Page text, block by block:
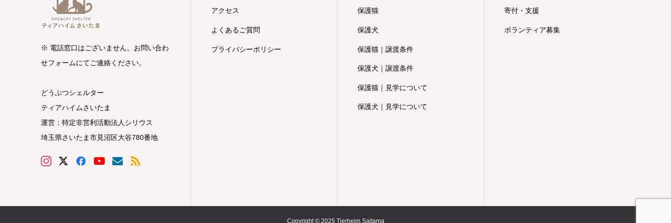
※ 電話窓口はございません。お問い合わ
せフォームにてご連絡ください。
どうぶつシェルター
ティアハイムさいたま
運営：特定非営利活動法人シリウス
埼玉県さいたま市見沼区大谷780番地
アクセス
よくあるご質問
プライバシーポリシー
保護猫
保護犬
保護猫｜譲渡条件
保護犬｜譲渡条件
保護猫｜見学について
保護犬｜見学について
寄付・支援
ボランティア募集
Copyright © 2025 Tierheim Saitama